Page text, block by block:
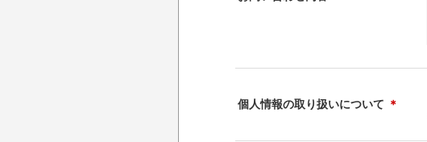
個人情報の取り扱いについて ＊